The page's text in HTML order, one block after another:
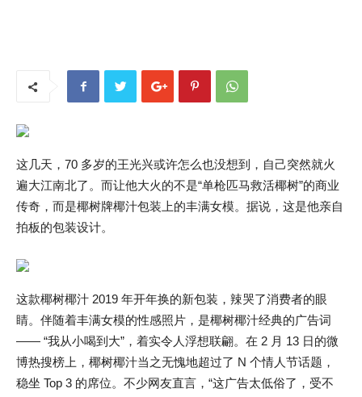
这几天，70 多岁的王光兴或许怎么也没想到，自己突然就火
遍大江南北了。而让他大火的不是“单枪匹马救活椰树”的商业
传奇，而是椰树牌椰汁包装上的丰满女模。据说，这是他亲自
拍板的包装设计。
这款椰树椰汁 2019 年开年换的新包装，辣哭了消费者的眼
睛。伴随着丰满女模的性感照片，是椰树椰汁经典的广告词
—— “我从小喝到大”，着实令人浮想联翩。在 2 月 13 日的微
博热搜榜上，椰树椰汁当之无愧地超过了 N 个情人节话题，
稳坐 Top 3 的席位。不少网友直言，“这广告太低俗了，受不